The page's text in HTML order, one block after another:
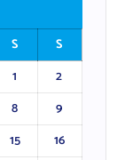
S
S
1
2
8
9
15
16